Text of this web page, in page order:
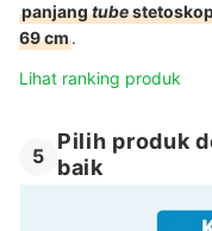
panjangtube
69 cm.
Lihat ranking produk
5
Pilih produk
baik